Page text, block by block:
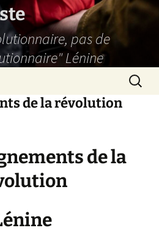
pas de
Lénine
de la révolution
de la